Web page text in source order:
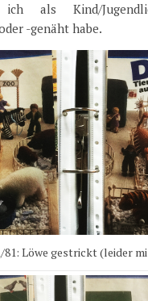
als Kind/
-genäht habe.
81: Löwe gestrickt (leider